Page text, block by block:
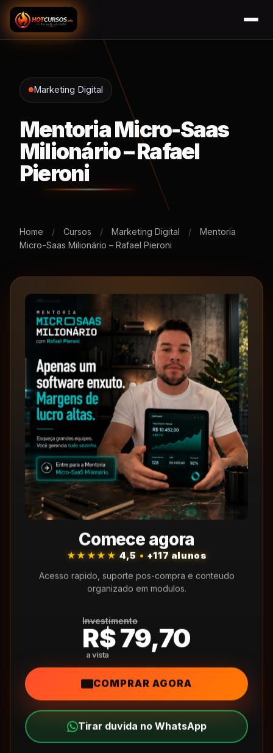
Marketing Digital
Mentoria Micro-Saas
Milionário – Rafael
Pieroni
Home / Cursos / Marketing Digital /
Mentoria
Micro-Saas Milionário – Rafael Pieroni
Comece agora
★★★★★4,5 • +117 alunos
Acesso rapido, suporte pos-compra e conteudo
organizado em modulos.
Investimento
R$ 79,70
COMPRAR AGORA
Tirar duvida no WhatsApp